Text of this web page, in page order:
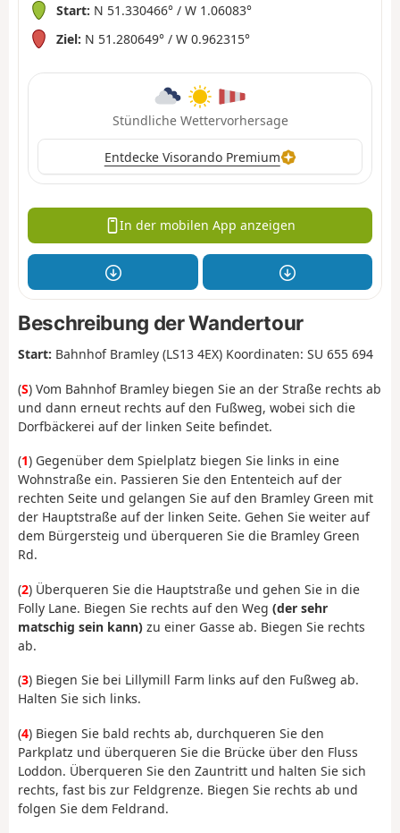
Start: N 51.330466° / W 1.06083°
Ziel: N 51.280649° / W 0.962315°
Stündliche Wettervorhersage
Entdecke Visorando Premium
In der mobilen App anzeigen
Beschreibung der Wandertour
Start: Bahnhof Bramley (LS13 4EX) Koordinaten: SU 655 694
(S) Vom Bahnhof Bramley biegen Sie an der Straße rechts ab
und dann erneut rechts auf den Fußweg, wobei sich die
Dorfbäckerei auf der linken Seite befindet.
(1) Gegenüber dem Spielplatz biegen Sie links in eine
Wohnstraße ein. Passieren Sie den Ententeich auf der
rechten Seite und gelangen Sie auf den Bramley Green mit
der Hauptstraße auf der linken Seite. Gehen Sie weiter auf
dem Bürgersteig und überqueren Sie die Bramley Green
Rd.
(2) Überqueren Sie die Hauptstraße und gehen Sie in die
Folly Lane. Biegen Sie rechts auf den Weg (der sehr
matschig sein kann) zu einer Gasse ab. Biegen Sie rechts
ab.
(3) Biegen Sie bei Lillymill Farm links auf den Fußweg ab.
Halten Sie sich links.
(4) Biegen Sie bald rechts ab, durchqueren Sie den
Parkplatz und überqueren Sie die Brücke über den Fluss
Loddon. Überqueren Sie den Zauntritt und halten Sie sich
rechts, fast bis zur Feldgrenze. Biegen Sie rechts ab und
folgen Sie dem Feldrand.